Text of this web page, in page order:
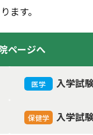
ます。
ページへ
医学 入学試
保健学 入学試